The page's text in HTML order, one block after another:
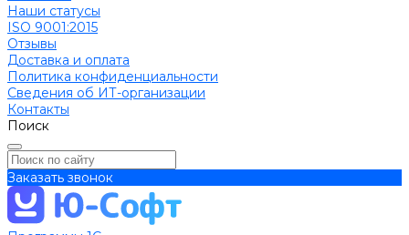
Наши статусы
ISO 9001:2015
Отзывы
Доставка и оплата
Политика конфиденциальности
Сведения об ИТ-организации
Контакты
Поиск
Заказать звонок